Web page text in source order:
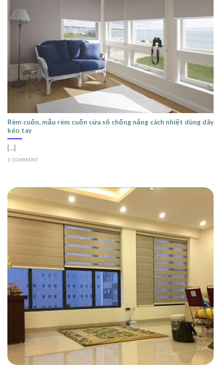
Rèm cuốn, mẫu rèm cuốn cửa sổ chống nắng cách nhiệt dùng dây
kéo tay
[...]
1 COMMENT